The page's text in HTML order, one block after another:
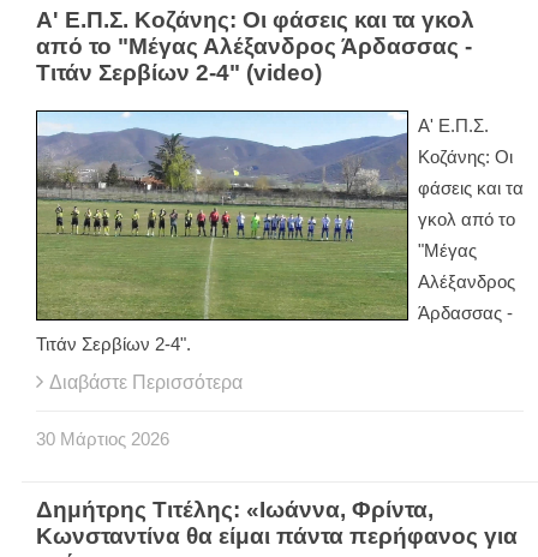
Α' Ε.Π.Σ. Κοζάνης: Οι φάσεις και τα γκολ
από το "Μέγας Αλέξανδρος Άρδασσας -
Τιτάν Σερβίων 2-4" (video)
Α' Ε.Π.Σ.
Κοζάνης: Οι
φάσεις και τα
γκολ από το
"Μέγας
Αλέξανδρος
Άρδασσας -
Τιτάν Σερβίων 2-4".
Διαβάστε Περισσότερα
30 Μάρτιος 2026
Δημήτρης Τιτέλης: «Ιωάννα, Φρίντα,
Κωνσταντίνα θα είμαι πάντα περήφανος για